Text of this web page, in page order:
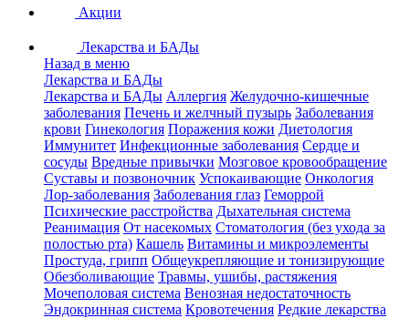
Акции
Лекарства и БАДы
Назад в меню
Лекарства и БАДы
Лекарства и БАДы Аллергия Желудочно-кишечные
заболевания Печень и желчный пузырь Заболевания
крови Гинекология Поражения кожи Диетология
Иммунитет Инфекционные заболевания Сердце и
сосуды Вредные привычки Мозговое кровообращение
Суставы и позвоночник Успокаивающие Онкология
Лор-заболевания Заболевания глаз Геморрой
Психические расстройства Дыхательная система
Реанимация От насекомых Стоматология (без ухода за
полостью рта) Кашель Витамины и микроэлементы
Простуда, грипп Общеукрепляющие и тонизирующие
Обезболивающие Травмы, ушибы, растяжения
Мочеполовая система Венозная недостаточность
Эндокринная система Кровотечения Редкие лекарства